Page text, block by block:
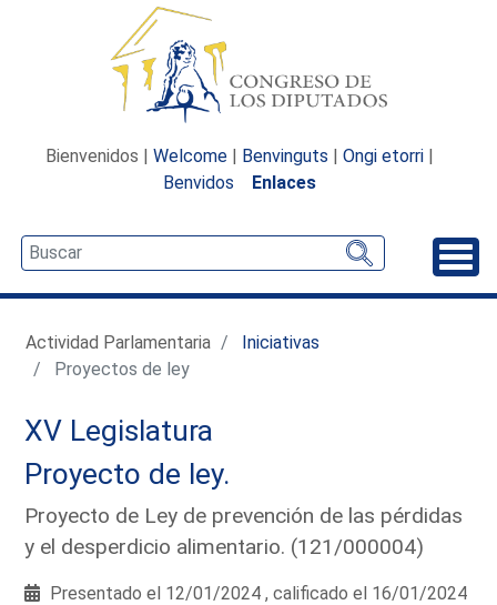
Bienvenidos | Welcome | Benvinguts | Ongi etorri |
Benvidos
Enlaces
Actividad Parlamentaria
Iniciativas
Proyectos de ley
XV Legislatura
Proyecto de ley.
Proyecto de Ley de prevención de las pérdidas
y el desperdicio alimentario. (121/000004)
Presentado el 12/01/2024 , calificado el 16/01/2024